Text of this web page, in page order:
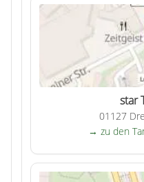
star
01127
→ zu den